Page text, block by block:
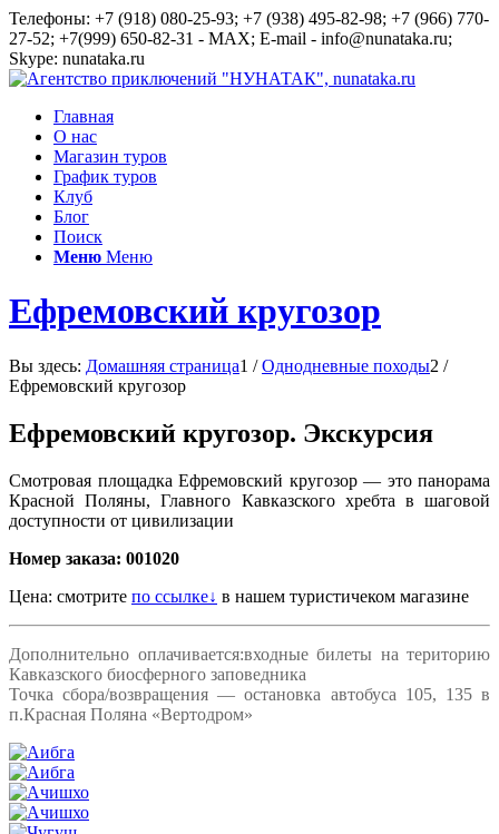
Телефоны: +7 (918) 080-25-93; +7 (938) 495-82-98; +7 (966) 770-
27-52; +7(999) 650-82-31 - MAX; E-mail - info@nunataka.ru;
Skype: nunataka.ru
Главная
О нас
Магазин туров
График туров
Клуб
Блог
Поиск
Меню Меню
Ефремовский кругозор
Вы здесь: Домашняя страница1 / Однодневные походы2 /
Ефремовский кругозор
Ефремовский кругозор. Экскурсия
Смотровая площадка Ефремовский кругозор — это панорама
Красной Поляны, Главного Кавказского хребта в шаговой
доступности от цивилизации
Номер заказа: 001020
Цена: смотрите по ссылке↓ в нашем туристичеком магазине
Дополнительно оплачивается:входные билеты на територию
Кавказского биосферного заповедника
Точка сбора/возвращения — остановка автобуса 105, 135 в
п.Красная Поляна «Вертодром»